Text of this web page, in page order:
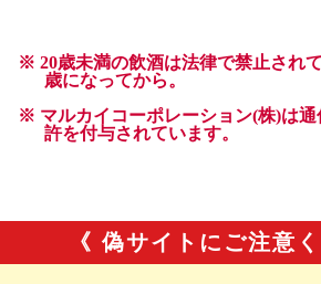
《 偽サイトにご注意